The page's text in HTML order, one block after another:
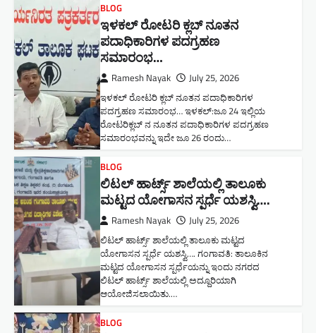
BLOG
ಇಳಕಲ್ ರೋಟರಿ ಕ್ಲಬ್ ನೂತನ‌
ಪದಾಧಿಕಾರಿಗಳ ಪದಗ್ರಹಣ
ಸಮಾರಂಭ…
Ramesh Nayak July 25, 2026
ಇಳಕಲ್ ರೋಟರಿ ಕ್ಲಬ್ ನೂತನ‌ ಪದಾಧಿಕಾರಿಗಳ
ಪದಗ್ರಹಣ ಸಮಾರಂಭ… ಇಳಕಲ್:ಜೂ 24 ಇಲ್ಲಿಯ
ರೋಟರಿಕ್ಲಬ್ ನ ನೂತನ ಪದಾಧಿಕಾರಿಗಳ ಪದಗ್ರಹಣ
ಸಮಾರಂಭವನ್ನು ಇದೇ ಜೂ 26 ರಂದು…
BLOG
ಲಿಟಲ್ ಹಾರ್ಟ್ಸ್ ಶಾಲೆಯಲ್ಲಿ ತಾಲೂಕು
ಮಟ್ಟದ ಯೋಗಾಸನ ಸ್ಪರ್ಧೆ ಯಶಸ್ವಿ….
Ramesh Nayak July 25, 2026
ಲಿಟಲ್ ಹಾರ್ಟ್ಸ್ ಶಾಲೆಯಲ್ಲಿ ತಾಲೂಕು ಮಟ್ಟದ
ಯೋಗಾಸನ ಸ್ಪರ್ಧೆ ಯಶಸ್ವಿ…. ಗಂಗಾವತಿ: ತಾಲೂಕಿನ
ಮಟ್ಟದ ಯೋಗಾಸನ ಸ್ಪರ್ಧೆಯನ್ನು ಇಂದು ನಗರದ
ಲಿಟಲ್ ಹಾರ್ಟ್ಸ್ ಶಾಲೆಯಲ್ಲಿ ಅದ್ದೂರಿಯಾಗಿ
ಆಯೋಜಿಸಲಾಯಿತು.…
BLOG